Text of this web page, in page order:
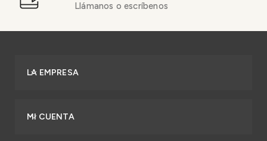
Llámanos o escríbenos
LA EMPRESA
MI CUENTA